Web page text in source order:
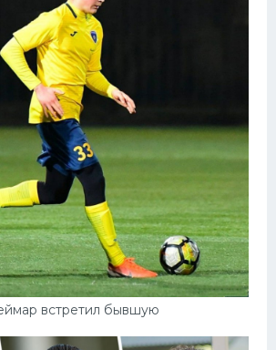
встретил бывшую